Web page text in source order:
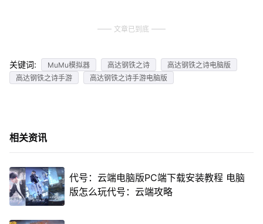
文章已到底
关键词: MuMu模拟器 高达钢铁之诗
高达钢铁之诗电脑版
高达钢铁之诗手游
高达钢铁之诗手游电脑版
相关资讯
代号：云端电脑版PC端下载安装教程 电脑
版怎么玩代号：云端攻略